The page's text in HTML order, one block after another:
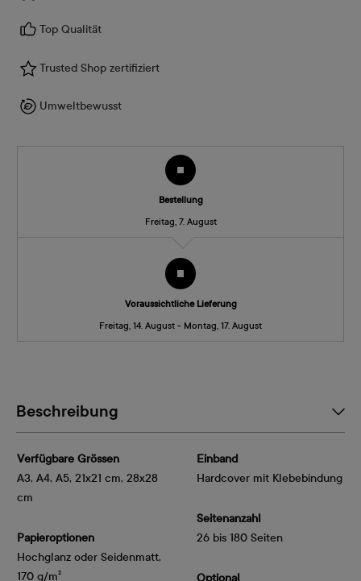
Top Qualität
Trusted Shop zertifiziert
Umweltbewusst
Bestellung
Freitag, 7. August
Voraussichtliche Lieferung
Freitag, 14. August - Montag, 17. August
Beschreibung
Verfügbare Grössen
A3, A4, A5, 21x21 cm, 28x28
cm
Papieroptionen
Hochglanz oder Seidenmatt,
170 g/m²
Einband
Hardcover mit Klebebindung
Seitenanzahl
26 bis 180 Seiten
Optional